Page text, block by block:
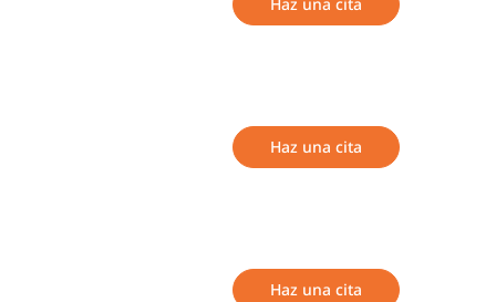
Haz una cita
Haz una cita